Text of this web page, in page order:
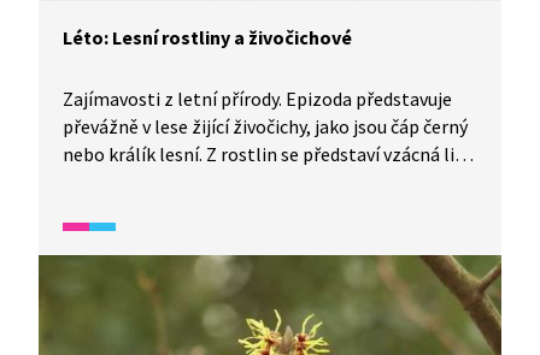
Léto: Lesní rostliny a živočichové
Zajímavosti z letní přírody. Epizoda představuje
převážně v lese žijící živočichy, jako jsou čáp černý
nebo králík lesní. Z rostlin se představí vzácná lilie
parazituje na stromech – sírovec.